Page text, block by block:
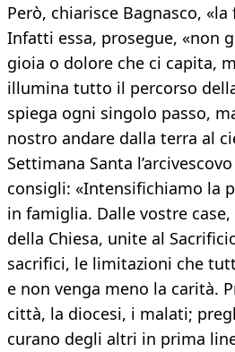
Però, chiarisce Bagnasco,
Infatti essa, prosegue, «non
gioia o dolore che ci capita,
illumina tutto il percorso
spiega ogni singolo passo,
nostro andare dalla terra al
Settimana Santa
consigli: «Intensifichiamo la
in famiglia. Dalle vostre
della Chiesa, unite al
sacrifici, le limitazioni che
e non venga meno la carità.
città, la diocesi, i malati;
curano degli altri in prima